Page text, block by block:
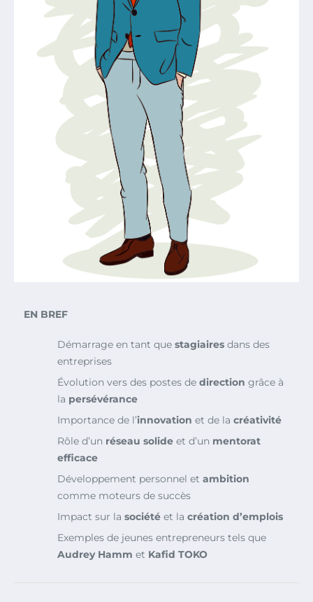
EN BREF
Démarrage en tant que stagiaires dans des
entreprises
Évolution vers des postes de direction grâce à
la persévérance
Importance de l’innovation et de la créativité
Rôle d’un réseau solide et d’un mentorat
efficace
Développement personnel et ambition
comme moteurs de succès
Impact sur la société et la création d’emplois
Exemples de jeunes entrepreneurs tels que
Audrey Hamm et Kafid TOKO